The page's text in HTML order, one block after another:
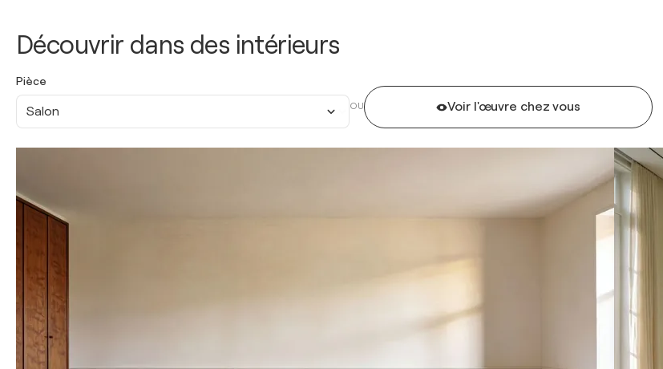
Découvrir dans des intérieurs
Pièce
Salon OU Voir l'œuvre chez vous